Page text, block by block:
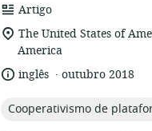
formato
de
recurso:
Artigo
local
de
relevância:
The United States of
America
idioma:
inglês .
data
publicação:
outubro 2018
topic:
Cooperativismo de